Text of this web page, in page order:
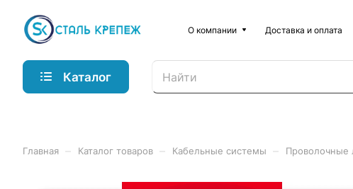
О компании Доставка и оплата
Каталог
Главная Каталог товаров Кабельные системы Проволочные